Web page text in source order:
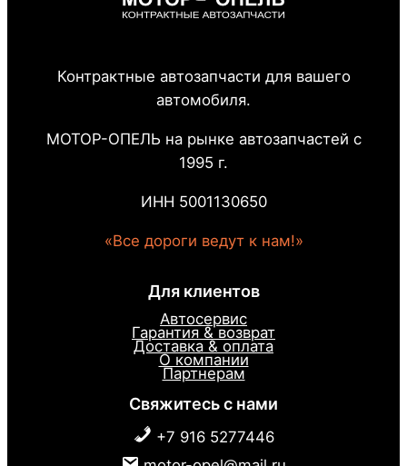
Контрактные автозапчасти для вашего
автомобиля.
МОТОР-ОПЕЛЬ на рынке автозапчастей с
1995 г.
ИНН 5001130650
«Все дороги ведут к нам!»
Для клиентов
Автосервис
Гарантия & возврат
Доставка & оплата
О компании
Партнерам
Свяжитесь с нами
+7 916 5277446